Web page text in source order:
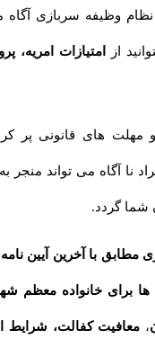
وظیفه سربازی آگاه می
ازامتیازات امریه، پروژه
های قانونی پر کردن
می تواند منجر به از
گردد.
با آخرین آیین نامه ها
خانواده معظم شهدا،
کفالت، شرایط اخذ